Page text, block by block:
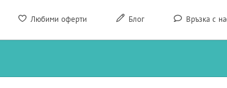
Любими оферти Блог Връзка с